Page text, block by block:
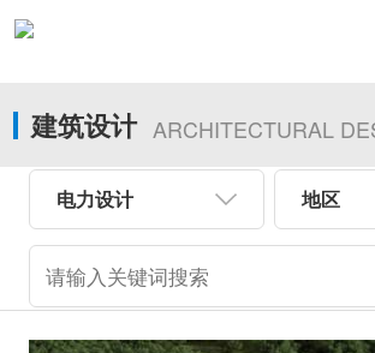
建筑设计 ARCHITECTURAL
电力设计 地区